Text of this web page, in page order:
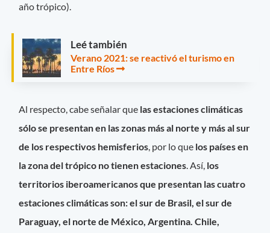
año trópico).
Leé también
Verano 2021: se reactivó el turismo en
Entre Ríos
Al respecto, cabe señalar que las estaciones climáticas
sólo se presentan en las zonas más al norte y más al sur
de los respectivos hemisferios , por lo que los países en
la zona del trópico no tienen estaciones . Así, los
territorios iberoamericanos que presentan las cuatro
estaciones climáticas son: el sur de Brasil, el sur de
Paraguay, el norte de México, Argentina. Chile,